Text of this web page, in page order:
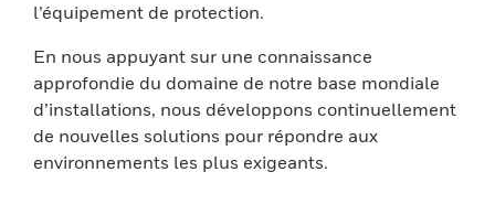
l’équipement de protection.
En nous appuyant sur une connaissance
approfondie du domaine de notre base mondiale
d’installations, nous développons continuellement
de nouvelles solutions pour répondre aux
environnements les plus exigeants.